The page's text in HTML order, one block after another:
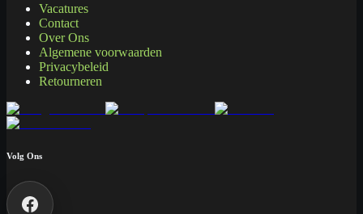
Vacatures
Contact
Over Ons
Algemene voorwaarden
Privacybeleid
Retourneren
Volg Ons